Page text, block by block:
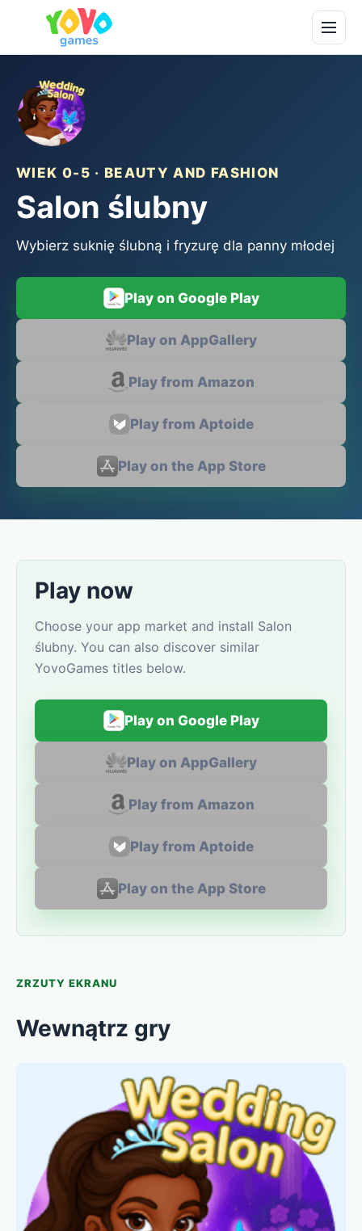
WIEK 0-5 · BEAUTY AND FASHION
Salon ślubny
Wybierz suknię ślubną i fryzurę dla panny młodej
Play on Google Play
Play on AppGallery
Play from Amazon
Play from Aptoide
Play on the App Store
Play now
Choose your app market and install Salon
ślubny. You can also discover similar
YovoGames titles below.
Play on Google Play
Play on AppGallery
Play from Amazon
Play from Aptoide
Play on the App Store
ZRZUTY EKRANU
Wewnątrz gry